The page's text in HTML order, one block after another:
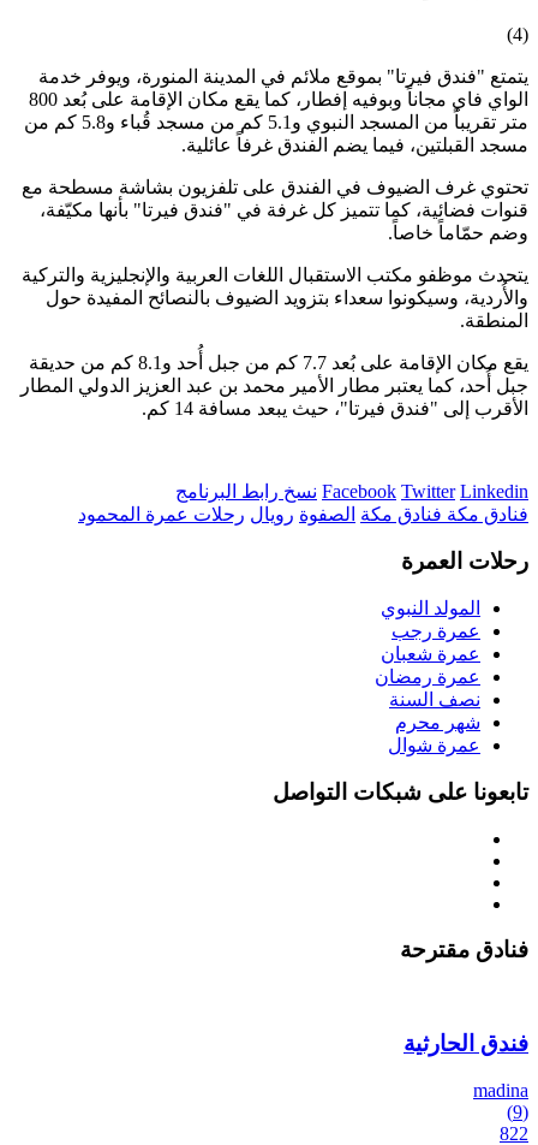
(4)
يتمتع "فندق فيرتا" بموقع ملائم في المدينة المنورة، ويوفر خدمة
الواي فاي مجاناً وبوفيه إفطار، كما يقع مكان الإقامة على بُعد 800
متر تقريباً من المسجد النبوي و5.1 كم من مسجد قُباء و5.8 كم من
مسجد القبلتين، فيما يضم الفندق غرفاً عائلية.
تحتوي غرف الضيوف في الفندق على تلفزيون بشاشة مسطحة مع
قنوات فضائية، كما تتميز كل غرفة في "فندق فيرتا" بأنها مكيّفة،
وضم حمّاماً خاصاً.
يتحدث موظفو مكتب الاستقبال اللغات العربية والإنجليزية والتركية
والأُردية، وسيكونوا سعداء بتزويد الضيوف بالنصائح المفيدة حول
المنطقة.
يقع مكان الإقامة على بُعد 7.7 كم من جبل أُحد و8.1 كم من حديقة
جبل أُحد، كما يعتبر مطار الأمير محمد بن عبد العزيز الدولي المطار
الأقرب إلى "فندق فيرتا"، حيث يبعد مسافة 14 كم.
Facebook Twitter Linkedin
نسخ رابط البرنامج
فنادق مكة فنادق مكة الصفوة رويال رحلات عمرة المحمود
رحلات العمرة
المولد النبوي
عمرة رجب
عمرة شعبان
عمرة رمضان
نصف السنة
شهر محرم
عمرة شوال
تابعونا على شبكات التواصل
فنادق مقترحة
فندق الحارثية
madina
(9)
822